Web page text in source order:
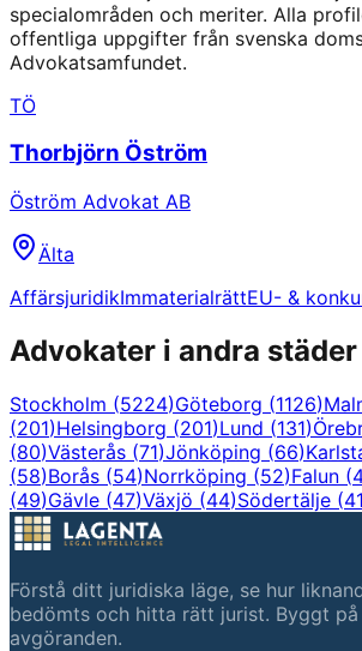
specialområden och meriter. Alla
offentliga uppgifter från svenska
Advokatsamfundet.
TÖ
Thorbjörn Öström
Öström Advokat AB
Älta
AffärsjuridikImmaterialrättEU- &
Advokater i andra städer
Stockholm (5224)Göteborg (1126)
(201)Helsingborg (201)Lund (131)
(80)Västerås (71)Jönköping (66)
(58)Borås (54)Norrköping (52)Falun (
(49)Gävle (47)Växjö (44)Södertälje (41
Förstå ditt juridiska läge, se hur
bedömts och hitta rätt jurist. Byggt på
avgöranden.